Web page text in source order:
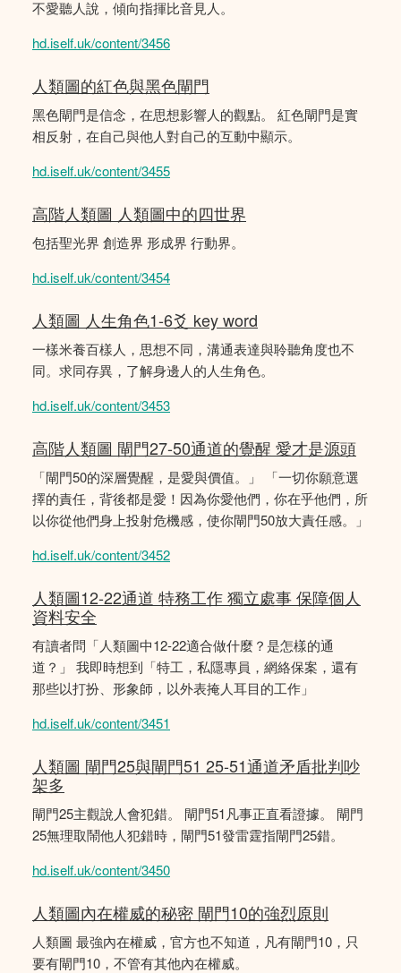
不愛聽人說，傾向指揮比音見人。
hd.iself.uk/content/3456
人類圖的紅色與黑色閘門
黑色閘門是信念，在思想影響人的觀點。 紅色閘門是實
相反射，在自己與他人對自己的互動中顯示。
hd.iself.uk/content/3455
高階人類圖 人類圖中的四世界
包括聖光界 創造界 形成界 行動界。
hd.iself.uk/content/3454
人類圖 人生角色1-6爻 key word
一樣米養百樣人，思想不同，溝通表達與聆聽角度也不
同。求同存異，了解身邊人的人生角色。
hd.iself.uk/content/3453
高階人類圖 閘門27-50通道的覺醒 愛才是源頭
「閘門50的深層覺醒，是愛與價值。」 「一切你願意選
擇的責任，背後都是愛！因為你愛他們，你在乎他們，所
以你從他們身上投射危機感，使你閘門50放大責任感。」
hd.iself.uk/content/3452
人類圖12-22通道 特務工作 獨立處事 保障個人
資料安全
有讀者問「人類圖中12-22適合做什麼？是怎樣的通
道？」 我即時想到「特工，私隱專員，網絡保案，還有
那些以打扮、形象師，以外表掩人耳目的工作」
hd.iself.uk/content/3451
人類圖 閘門25與閘門51 25-51通道矛盾批判吵
架多
閘門25主觀說人會犯錯。 閘門51凡事正直看證據。 閘門
25無理取鬧他人犯錯時，閘門51發雷霆指閘門25錯。
hd.iself.uk/content/3450
人類圖內在權威的秘密 閘門10的強烈原則
人類圖 最強內在權威，官方也不知道，凡有閘門10，只
要有閘門10，不管有其他內在權威。